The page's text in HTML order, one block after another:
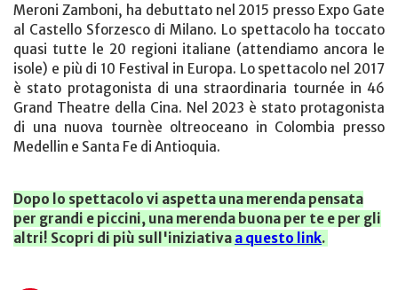
Meroni Zamboni, ha debuttato nel 2015 presso Expo Gate
al Castello Sforzesco di Milano. Lo spettacolo ha toccato
quasi tutte le 20 regioni italiane (attendiamo ancora le
isole) e più di 10 Festival in Europa. Lo spettacolo nel 2017
è stato protagonista di una straordinaria tournée in 46
Grand Theatre della Cina. Nel 2023 è stato protagonista
di una nuova tournèe oltreoceano in Colombia presso
Medellin e Santa Fe di Antioquia.
Dopo lo spettacolo vi aspetta una merenda pensata
per grandi e piccini, una merenda buona per te e per gli
altri! Scopri di più sull'iniziativa a questo link.